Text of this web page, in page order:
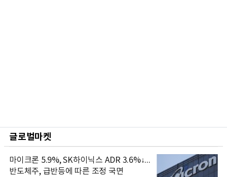
글로벌마켓
마이크론 5.9%, SK하이닉스 ADR 3.6%↓...
반도체주, 급반등에 따른 조정 국면